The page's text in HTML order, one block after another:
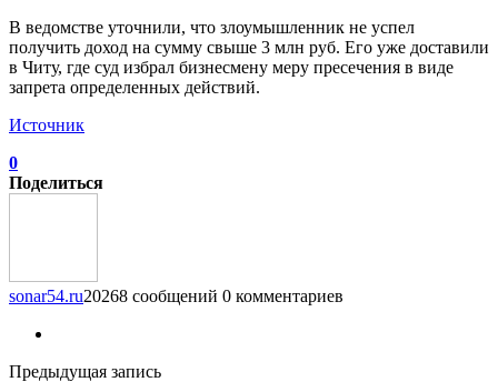
В ведомстве уточнили, что злоумышленник не успел
получить доход на сумму свыше 3 млн руб. Его уже доставили
в Читу, где суд избрал бизнесмену меру пресечения в виде
запрета определенных действий.
Источник
0
Поделиться
sonar54.ru20268 сообщений 0 комментариев
Предыдущая запись